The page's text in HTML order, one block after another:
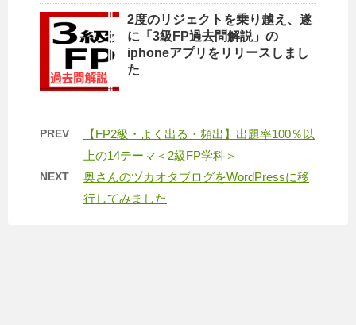
2度のリジェクトを乗り越え、遂
に「3級FP過去問解説」の
iphoneアプリをリリースしまし
た
PREV
【FP2級・よく出る・頻出】出題率100％以
上の14テーマ＜2級FP学科＞
NEXT
奥さんのヅカオタブログをWordPressに移
行してみました